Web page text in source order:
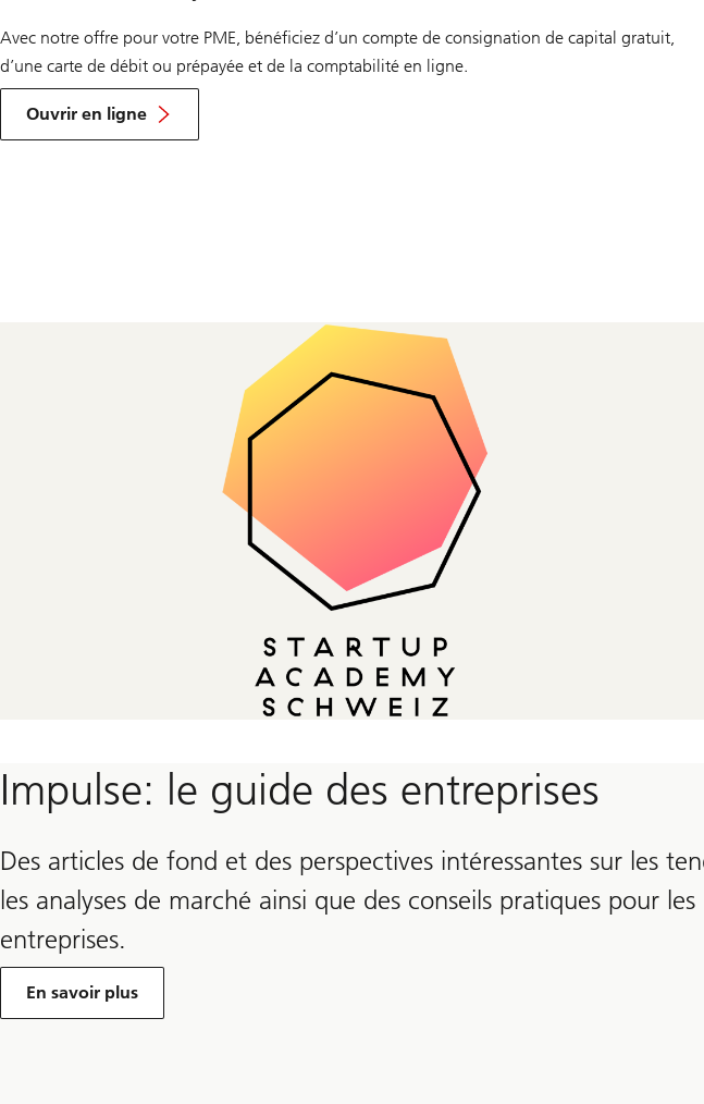
Avec notre offre pour votre PME, bénéficiez d’un compte de consignation de capital gratuit,
d’une carte de débit ou prépayée et de la comptabilité en ligne.
Ouvrir en ligne
Impulse: le guide des entreprises
Des articles de fond et des perspectives intéressantes sur les
les analyses de marché ainsi que des conseils pratiques pour
entreprises.
En savoir plus